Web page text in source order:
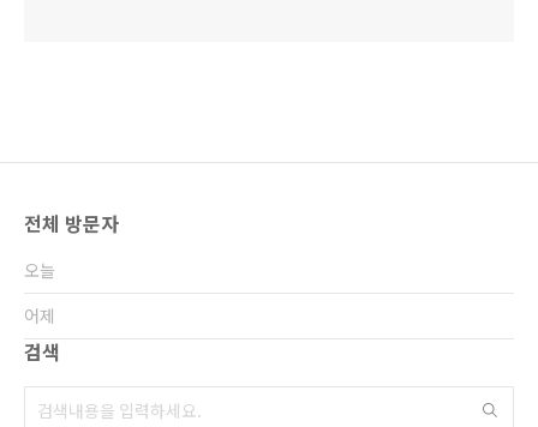
전체 방문자
오늘
어제
검색